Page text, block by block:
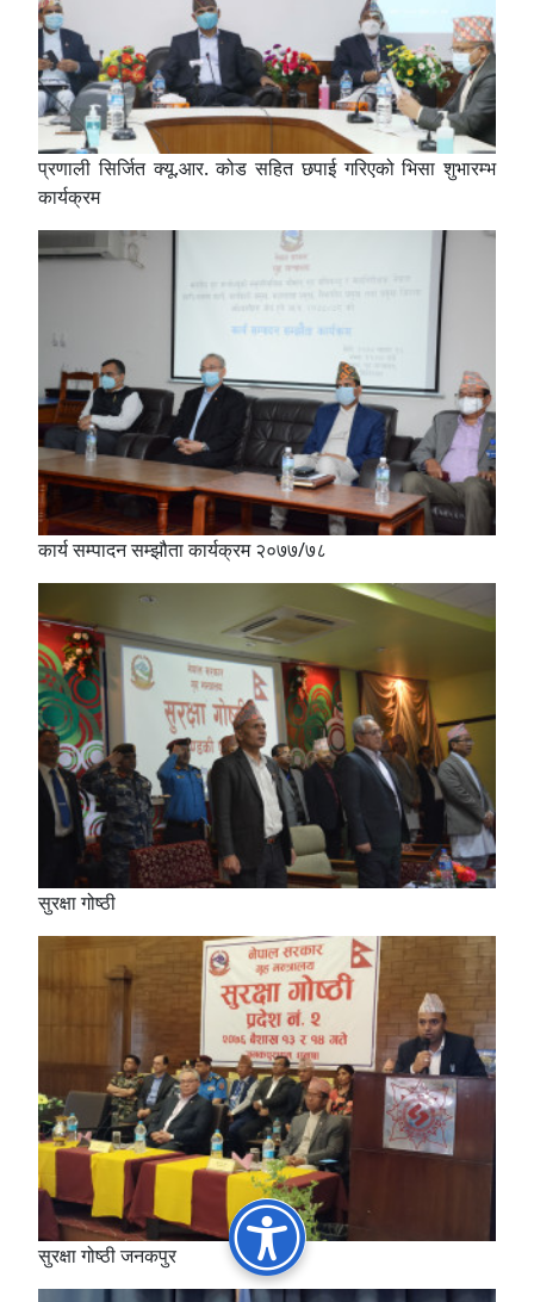
प्रणाली सिर्जित क्यू.आर. कोड सहित छपाई गरिएको भिसा शुभारम्भ
कार्यक्रम
कार्य सम्पादन सम्झौता कार्यक्रम २०७७/७८
सुरक्षा गोष्ठी
सुरक्षा गोष्ठी जनकपुर